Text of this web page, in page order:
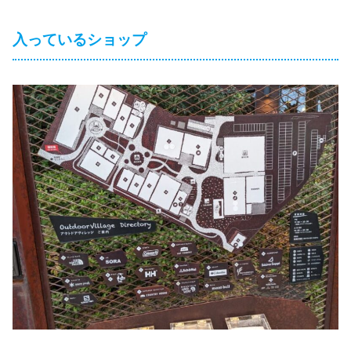
入っているショップ